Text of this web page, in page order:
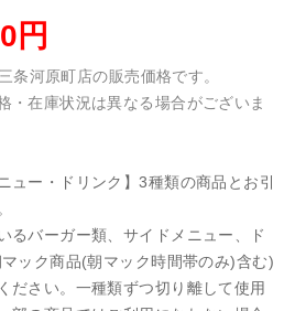
円
河原町店の販売価格です。
・在庫状況は異なる場合がございま
ュー・ドリンク】3種類の商品とお引
るバーガー類、サイドメニュー、ド
ック商品(朝マック時間帯のみ)含む)
ださい。一種類ずつ切り離して使用